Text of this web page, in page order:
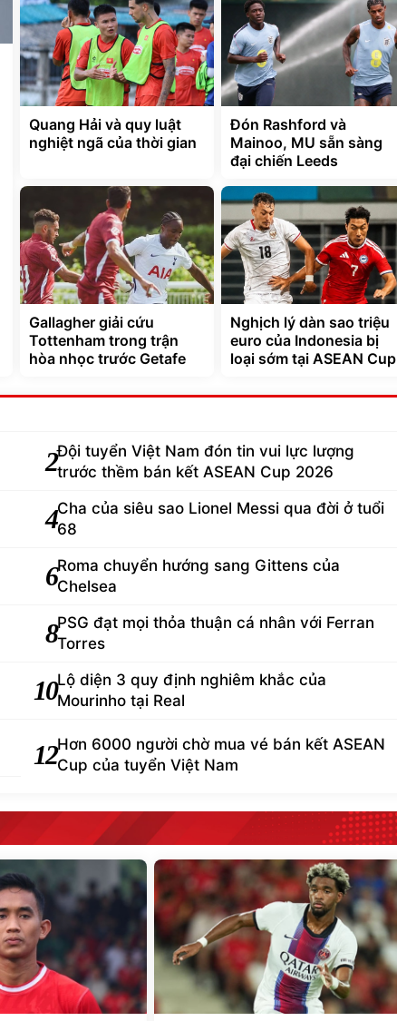
Quang Hải và quy luật
nghiệt ngã của thời gian
Đón Rashford và
Mainoo, MU sẵn sàng
đại chiến Leeds
Gallagher giải cứu
Tottenham trong trận
hòa nhọc trước Getafe
Nghịch lý dàn sao triệu
euro của Indonesia bị
loại sớm tại ASEAN Cup
2Đội tuyển Việt Nam đón tin vui lực lượng
trước thềm bán kết ASEAN Cup 2026
4Cha của siêu sao Lionel Messi qua đời ở tuổi
68
6Roma chuyển hướng sang Gittens của
Chelsea
8PSG đạt mọi thỏa thuận cá nhân với Ferran
Torres
10Lộ diện 3 quy định nghiêm khắc của
Mourinho tại Real
12Hơn 6000 người chờ mua vé bán kết ASEAN
Cup của tuyển Việt Nam